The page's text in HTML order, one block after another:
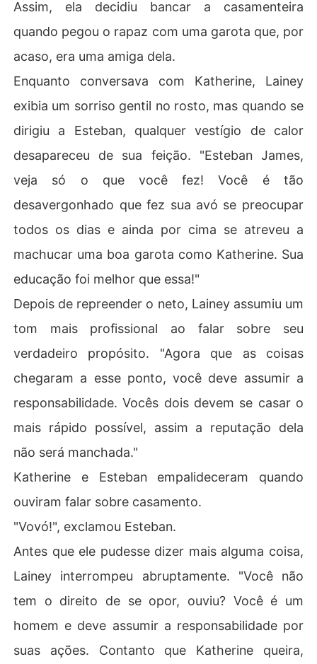
Assim, ela decidiu bancar a casamenteira
quando pegou o rapaz com uma garota que, por
acaso, era uma amiga dela.
Enquanto conversava com Katherine, Lainey
exibia um sorriso gentil no rosto, mas quando se
dirigiu a Esteban, qualquer vestígio de calor
desapareceu de sua feição. "Esteban James,
veja só o que você fez! Você é tão
desavergonhado que fez sua avó se preocupar
todos os dias e ainda por cima se atreveu a
machucar uma boa garota como Katherine. Sua
educação foi melhor que essa!"
Depois de repreender o neto, Lainey assumiu um
tom mais profissional ao falar sobre seu
verdadeiro propósito. "Agora que as coisas
chegaram a esse ponto, você deve assumir a
responsabilidade. Vocês dois devem se casar o
mais rápido possível, assim a reputação dela
não será manchada."
Katherine e Esteban empalideceram quando
ouviram falar sobre casamento.
"Vovó!", exclamou Esteban.
Antes que ele pudesse dizer mais alguma coisa,
Lainey interrompeu abruptamente. "Você não
tem o direito de se opor, ouviu? Você é um
homem e deve assumir a responsabilidade por
suas ações. Contanto que Katherine queira,